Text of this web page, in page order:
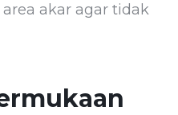
akar agar tidak